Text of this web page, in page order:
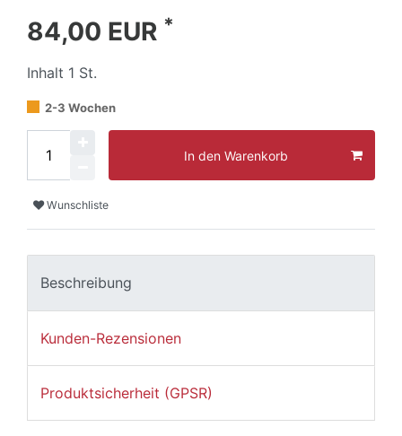
84,00 EUR *
Inhalt 1 St.
2-3 Wochen
In den Warenkorb
Wunschliste
Beschreibung
Kunden-Rezensionen
Produktsicherheit (GPSR)